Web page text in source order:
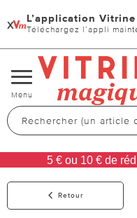
x L’application
Téléchargez l’appli
Changer
de
navigation
Menu
5 € ou 10 € de
Retour